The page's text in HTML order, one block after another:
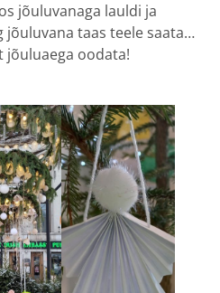
jõuluvanaga lauldi ja
jõuluvana taas teele saata…
jõuluaega oodata!